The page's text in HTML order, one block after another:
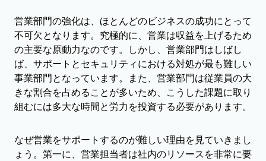
営業部門の強化は、ほとんどのビジネスの成功にとって
不可欠となります。究極的に、営業は収益を上げるため
の主要な原動力なのです。しかし、営業部門はしばし
ば、サポートとセキュリティにおける対処が最も難しい
事業部門となっています。また、営業部門は従業員の大
きな割合を占めることが多いため、こうした課題に取り
組むには多大な時間と労力を投資する必要があります。
なぜ営業をサポートするのが難しい理由を見ていきまし
ょう。第一に、営業担当者は社内のリソースを非常に要